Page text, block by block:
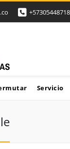
Servicio